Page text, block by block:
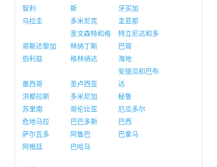
智利
斯
牙买加
乌拉圭
多米尼克 圭亚那
哥斯达黎加
圣文森特和格
林纳丁斯
特立尼达和多
巴哥
伯利兹
格林纳达 海地
墨西哥 圣卢西亚
安提瓜和巴布
达
洪都拉斯
多米尼加
秘鲁
苏里南
哥伦比亚
厄瓜多尔
危地马拉
巴巴多斯
巴西
萨尔瓦多
阿鲁巴
巴拿马
阿根廷
巴哈马